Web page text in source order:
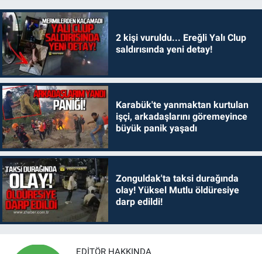
2 kişi vuruldu... Ereğli Yalı Clup
saldırısında yeni detay!
Karabük'te yanmaktan kurtulan
işçi, arkadaşlarını göremeyince
büyük panik yaşadı
Zonguldak'ta taksi durağında
olay! Yüksel Mutlu öldüresiye
darp edildi!